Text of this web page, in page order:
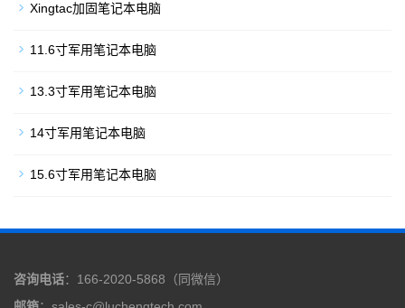
Xingtac加固笔记本电脑
11.6寸军用笔记本电脑
13.3寸军用笔记本电脑
14寸军用笔记本电脑
15.6寸军用笔记本电脑
咨询电话：166-2020-5868（同微信）